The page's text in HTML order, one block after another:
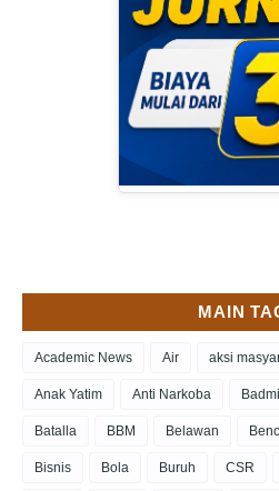
MAIN
Academic News Air aksi
Anak Yatim Anti Narkoba
Batalla BBM Belawan
Bisnis Bola Buruh CSR